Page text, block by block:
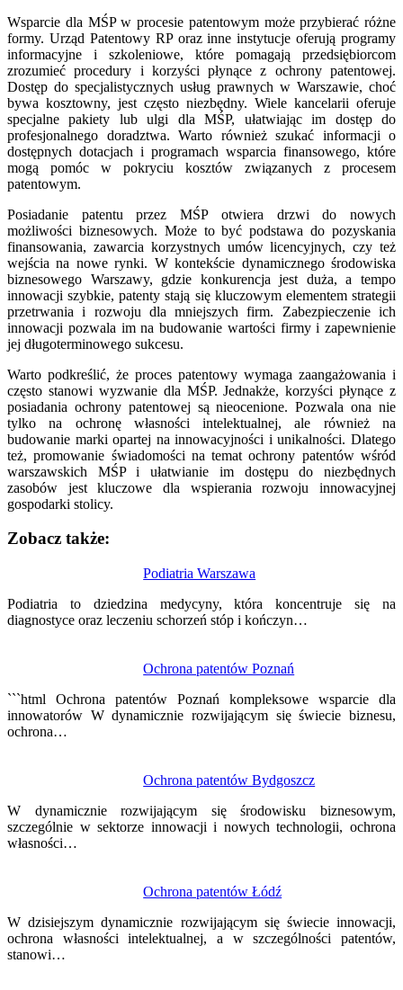
Wsparcie dla MŚP w procesie patentowym może przybierać różne
formy. Urząd Patentowy RP oraz inne instytucje oferują programy
informacyjne i szkoleniowe, które pomagają przedsiębiorcom
zrozumieć procedury i korzyści płynące z ochrony patentowej.
Dostęp do specjalistycznych usług prawnych w Warszawie, choć
bywa kosztowny, jest często niezbędny. Wiele kancelarii oferuje
specjalne pakiety lub ulgi dla MŚP, ułatwiając im dostęp do
profesjonalnego doradztwa. Warto również szukać informacji o
dostępnych dotacjach i programach wsparcia finansowego, które
mogą pomóc w pokryciu kosztów związanych z procesem
patentowym.
Posiadanie patentu przez MŚP otwiera drzwi do nowych
możliwości biznesowych. Może to być podstawa do pozyskania
finansowania, zawarcia korzystnych umów licencyjnych, czy też
wejścia na nowe rynki. W kontekście dynamicznego środowiska
biznesowego Warszawy, gdzie konkurencja jest duża, a tempo
innowacji szybkie, patenty stają się kluczowym elementem strategii
przetrwania i rozwoju dla mniejszych firm. Zabezpieczenie ich
innowacji pozwala im na budowanie wartości firmy i zapewnienie
jej długoterminowego sukcesu.
Warto podkreślić, że proces patentowy wymaga zaangażowania i
często stanowi wyzwanie dla MŚP. Jednakże, korzyści płynące z
posiadania ochrony patentowej są nieocenione. Pozwala ona nie
tylko na ochronę własności intelektualnej, ale również na
budowanie marki opartej na innowacyjności i unikalności. Dlatego
też, promowanie świadomości na temat ochrony patentów wśród
warszawskich MŚP i ułatwianie im dostępu do niezbędnych
zasobów jest kluczowe dla wspierania rozwoju innowacyjnej
gospodarki stolicy.
Zobacz także:
Podiatria Warszawa
Podiatria to dziedzina medycyny, która koncentruje się na
diagnostyce oraz leczeniu schorzeń stóp i kończyn…
Ochrona patentów Poznań
```html Ochrona patentów Poznań kompleksowe wsparcie dla
innowatorów W dynamicznie rozwijającym się świecie biznesu,
ochrona…
Ochrona patentów Bydgoszcz
W dynamicznie rozwijającym się środowisku biznesowym,
szczególnie w sektorze innowacji i nowych technologii, ochrona
własności…
Ochrona patentów Łódź
W dzisiejszym dynamicznie rozwijającym się świecie innowacji,
ochrona własności intelektualnej, a w szczególności patentów,
stanowi…
wpisu